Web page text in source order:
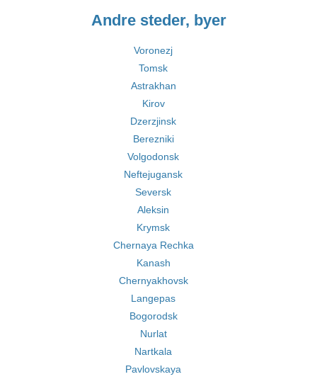
Andre steder, byer
Voronezj
Tomsk
Astrakhan
Kirov
Dzerzjinsk
Berezniki
Volgodonsk
Neftejugansk
Seversk
Aleksin
Krymsk
Chernaya Rechka
Kanash
Chernyakhovsk
Langepas
Bogorodsk
Nurlat
Nartkala
Pavlovskaya